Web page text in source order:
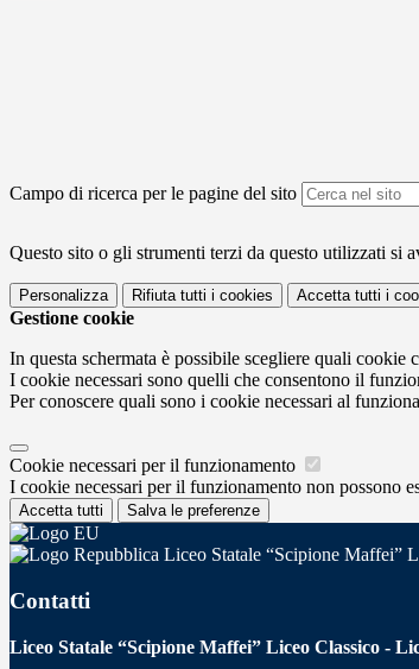
Campo di ricerca per le pagine del sito
Questo sito o gli strumenti terzi da questo utilizzati si
Personalizza Rifiuta tutti i cookies Accetta tutti i
Gestione cookie
In questa schermata è possibile scegliere quali cookie
I cookie necessari sono quelli che consentono il
Per conoscere quali sono i cookie necessari al
Cookie necessari per il funzionamento
I cookie necessari per il funzionamento non possono
Accetta tutti Salva le preferenze
Liceo Statale “Scipione Maffei”
Contatti
Liceo Statale “Scipione Maffei” Liceo Classico -